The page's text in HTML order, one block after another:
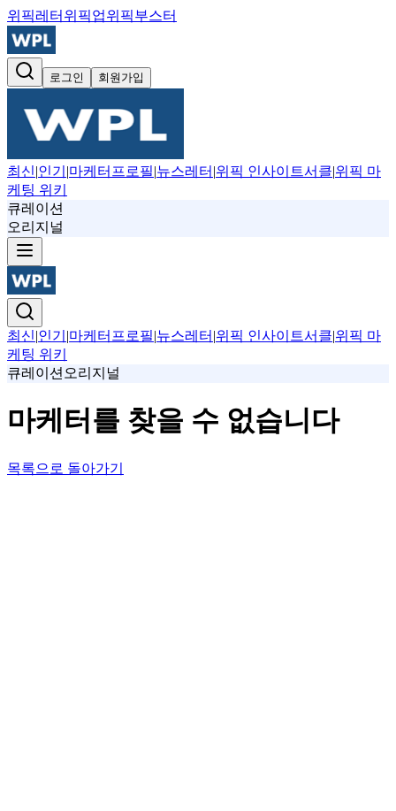
위픽레터 위픽업위픽부스터
로그인 회원가입
최신|인기 |마케터프로필|뉴스레터 |위픽 인사이트서클|위픽 마
케팅 위키
큐레이션
오리지널
최신|인기 |마케터프로필|뉴스레터 |위픽 인사이트서클|위픽 마
케팅 위키
큐레이션 오리지널
마케터를 찾을 수 없습니다
목록으로 돌아가기